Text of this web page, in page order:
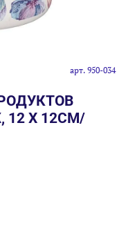
арт. 950-034
12 Х 12СМ/